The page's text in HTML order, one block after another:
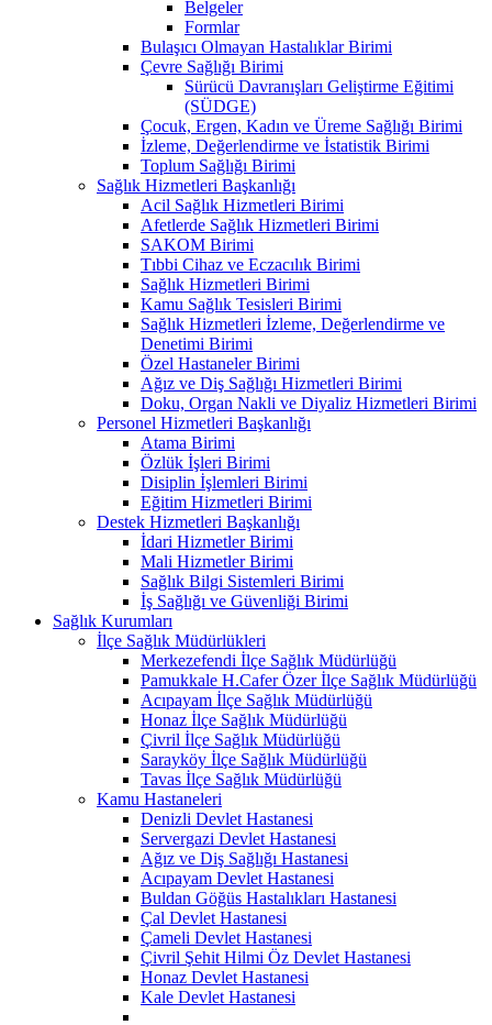
Belgeler
Formlar
Bulaşıcı Olmayan Hastalıklar Birimi
Çevre Sağlığı Birimi
Sürücü Davranışları Geliştirme Eğitimi
(SÜDGE)
Çocuk, Ergen, Kadın ve Üreme Sağlığı Birimi
İzleme, Değerlendirme ve İstatistik Birimi
Toplum Sağlığı Birimi
Sağlık Hizmetleri Başkanlığı
Acil Sağlık Hizmetleri Birimi
Afetlerde Sağlık Hizmetleri Birimi
SAKOM Birimi
Tıbbi Cihaz ve Eczacılık Birimi
Sağlık Hizmetleri Birimi
Kamu Sağlık Tesisleri Birimi
Sağlık Hizmetleri İzleme, Değerlendirme ve
Denetimi Birimi
Özel Hastaneler Birimi
Ağız ve Diş Sağlığı Hizmetleri Birimi
Doku, Organ Nakli ve Diyaliz Hizmetleri Birimi
Personel Hizmetleri Başkanlığı
Atama Birimi
Özlük İşleri Birimi
Disiplin İşlemleri Birimi
Eğitim Hizmetleri Birimi
Destek Hizmetleri Başkanlığı
İdari Hizmetler Birimi
Mali Hizmetler Birimi
Sağlık Bilgi Sistemleri Birimi
İş Sağlığı ve Güvenliği Birimi
Sağlık Kurumları
İlçe Sağlık Müdürlükleri
Merkezefendi İlçe Sağlık Müdürlüğü
Pamukkale H.Cafer Özer İlçe Sağlık Müdürlüğü
Acıpayam İlçe Sağlık Müdürlüğü
Honaz İlçe Sağlık Müdürlüğü
Çivril İlçe Sağlık Müdürlüğü
Sarayköy İlçe Sağlık Müdürlüğü
Tavas İlçe Sağlık Müdürlüğü
Kamu Hastaneleri
Denizli Devlet Hastanesi
Servergazi Devlet Hastanesi
Ağız ve Diş Sağlığı Hastanesi
Acıpayam Devlet Hastanesi
Buldan Göğüs Hastalıkları Hastanesi
Çal Devlet Hastanesi
Çameli Devlet Hastanesi
Çivril Şehit Hilmi Öz Devlet Hastanesi
Honaz Devlet Hastanesi
Kale Devlet Hastanesi